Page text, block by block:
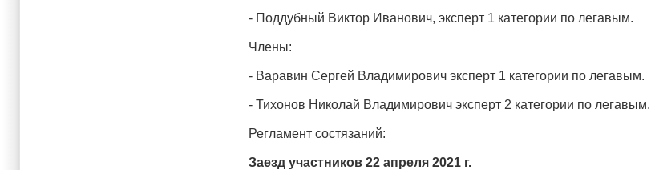
- Поддубный Виктор Иванович, эксперт 1 категории по легавым.
Члены:
- Варавин Сергей Владимирович эксперт 1 категории по легавым.
- Тихонов Николай Владимирович эксперт 2 категории по легавым.
Регламент состязаний:
Заезд участников22апреля 2021 г.